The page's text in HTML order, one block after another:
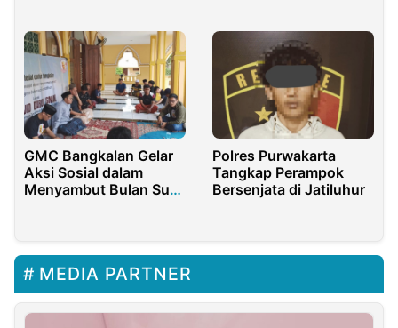
GMC Bangkalan Gelar
Aksi Sosial dalam
Menyambut Bulan Suci
Polres Purwakarta
Tangkap Perampok
Bersenjata di Jatiluhur
MEDIA PARTNER